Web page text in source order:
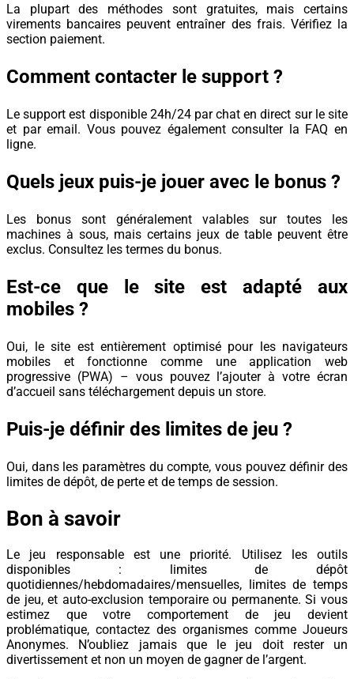
La plupart des méthodes sont gratuites, mais certains
virements bancaires peuvent entraîner des frais. Vérifiez la
section paiement.
Comment contacter le support ?
Le support est disponible 24h/24 par chat en direct sur le site
et par email. Vous pouvez également consulter la FAQ en
ligne.
Quels jeux puis-je jouer avec le bonus ?
Les bonus sont généralement valables sur toutes les
machines à sous, mais certains jeux de table peuvent être
exclus. Consultez les termes du bonus.
Est-ce que le site est adapté aux
mobiles ?
Oui, le site est entièrement optimisé pour les navigateurs
mobiles et fonctionne comme une application web
progressive (PWA) – vous pouvez l’ajouter à votre écran
d’accueil sans téléchargement depuis un store.
Puis-je définir des limites de jeu ?
Oui, dans les paramètres du compte, vous pouvez définir des
limites de dépôt, de perte et de temps de session.
Bon à savoir
Le jeu responsable est une priorité. Utilisez les outils
disponibles : limites de dépôt
quotidiennes/hebdomadaires/mensuelles, limites de temps
de jeu, et auto-exclusion temporaire ou permanente. Si vous
estimez que votre comportement de jeu devient
problématique, contactez des organismes comme Joueurs
Anonymes. N’oubliez jamais que le jeu doit rester un
divertissement et non un moyen de gagner de l’argent.